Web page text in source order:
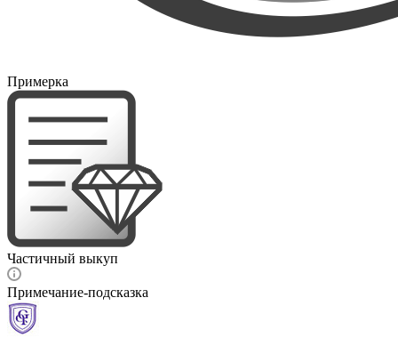
Примерка
Частичный выкуп
Примечание-подсказка